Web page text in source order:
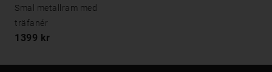
Smal metallram med
träfanér
1399 kr